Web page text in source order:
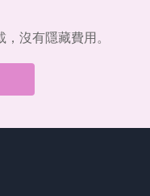
沒有隱藏費用。